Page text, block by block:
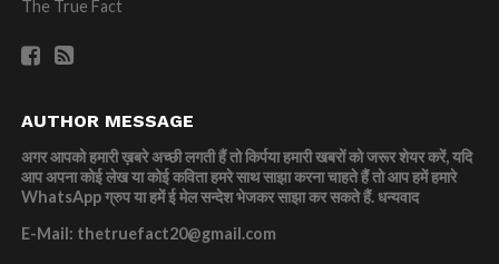
The True Fact
AUTHOR MESSAGE
अगर आपको हमारी ख़बरे अच्छी लगती हैं तो किर्पया हमारी खबरों को जरूर शेयर करें, यदि
आप अपना कोई लेख या कोई कविता हमरे साथ साझा करना चाहते हैं तो आप हमें हमारे
WhatsApp ग्रुप या हमें ई मेल सन्देश भेजकर साझा कर सकते हैं.धन्यवाद
E-Mail: thetruefact20@gmail.com